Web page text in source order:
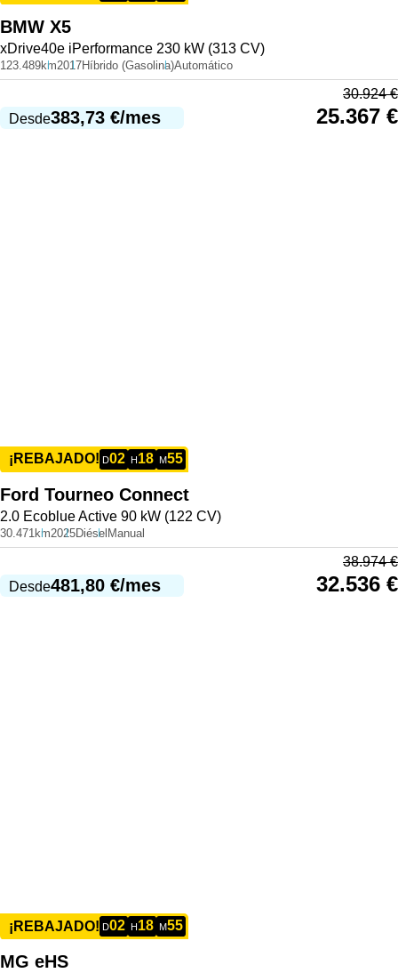
BMW X5
xDrive40e iPerformance 230 kW (313 CV)
123.489km2017Híbrido (Gasolina)Automático
Desde383,73 €/mes
30.924€
25.367 €
¡REBAJADO! D02 H18 M55
Ford Tourneo Connect
2.0 Ecoblue Active 90 kW (122 CV)
30.471km2025Diésel Manual
Desde481,80 €/mes
38.974€
32.536 €
¡REBAJADO! D02 H 18 M55
MG eHS